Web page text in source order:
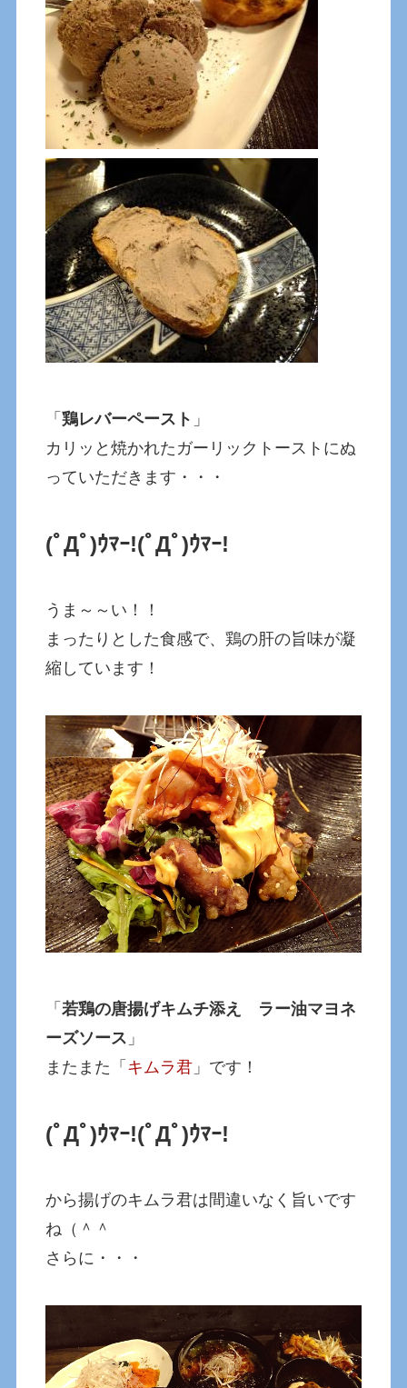
「鶏レバーペースト 」
カリッと焼かれたガーリックトーストにぬ
っていただきます・・・
(ﾟДﾟ)ｳﾏｰ!(ﾟДﾟ)ｳﾏｰ!
うま～～い！！
まったりとした食感で、鶏の肝の旨味が凝
縮しています！
「若鶏の唐揚げキムチ添え ラー油マヨネ
ーズソース 」
またまた「 キムラ君 」です！
(ﾟДﾟ)ｳﾏｰ!(ﾟДﾟ)ｳﾏｰ!
から揚げのキムラ君は間違いなく旨いです
ね（＾＾
さらに・・・